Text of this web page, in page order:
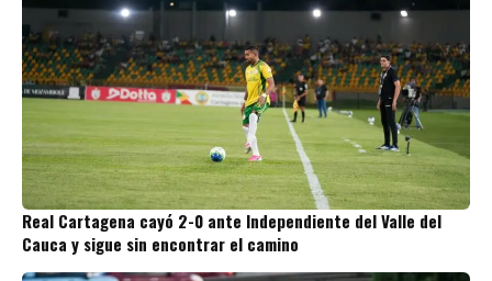
Real Cartagena cayó 2-0 ante Independiente del Valle del
Cauca y sigue sin encontrar el camino